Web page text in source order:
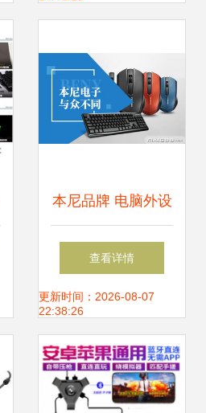
验
本尼品牌 电脑外设
领域的专注与探索
查看详情
更新时间：2026-08-07
22:38:26